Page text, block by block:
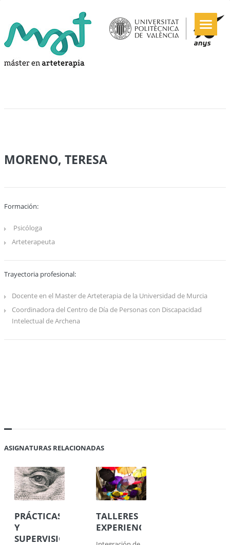
MORENO, TERESA
Formación:
Psicóloga
Arteterapeuta
Trayectoria profesional:
Docente en el Master de Arteterapia de la Universidad de Murcia
Coordinadora del Centro de Día de Personas con Discapacidad
Intelectual de Archena
ASIGNATURAS RELACIONADAS
PRÁCTICAS
Y
SUPERVISIÓN
TALLERES
EXPERIENCIALES